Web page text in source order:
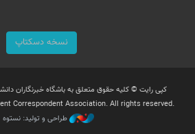
نسخه دسکتاپ
کپی رایت © کلیه حقوق متعلق به باشگاه خبرنگاران
Correspondent Association. All rights reserved.
طراحی و تولید: نستوه